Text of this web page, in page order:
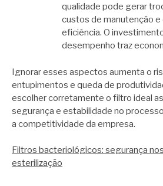
qualidade pode gerar
custos de manutenção
eficiência. O
desempenho traz
Ignorar esses aspectos aumenta o
entupimentos e queda de
escolher corretamente o filtro ideal
segurança e estabilidade no
a competitividade da empresa.
Filtros bacteriológicos: segurança
esterilização